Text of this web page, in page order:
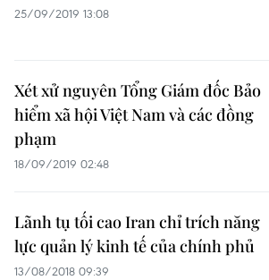
25/09/2019 13:08
Xét xử nguyên Tổng Giám đốc Bảo
hiểm xã hội Việt Nam và các đồng
phạm
18/09/2019 02:48
Lãnh tụ tối cao Iran chỉ trích năng
lực quản lý kinh tế của chính phủ
13/08/2018 09:39